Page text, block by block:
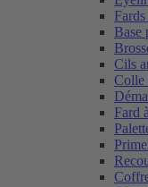
Base
Cils
Colle
Fard